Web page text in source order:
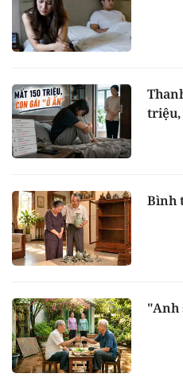
triệu,
Bình
"Anh